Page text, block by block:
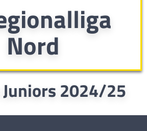
Nord
2024/25